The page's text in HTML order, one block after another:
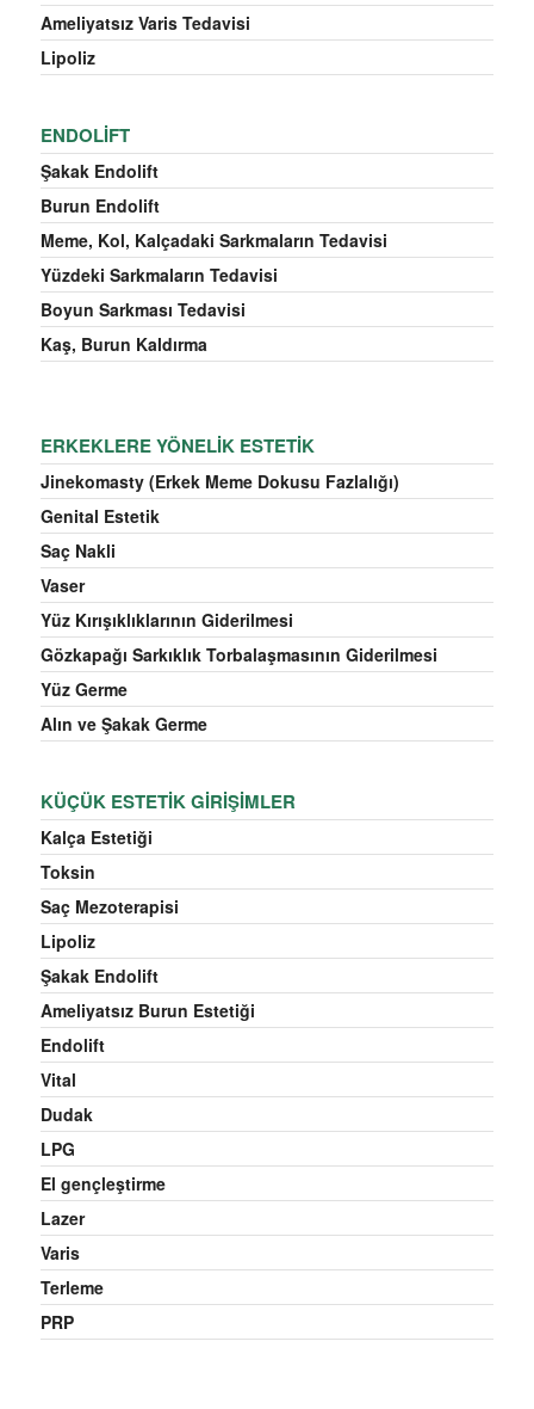
Ameliyatsız Varis Tedavisi
Lipoliz
ENDOLIFT
Şakak Endolift
Burun Endolift
Meme, Kol, Kalçadaki Sarkmaların Tedavisi
Yüzdeki Sarkmaların Tedavisi
Boyun Sarkması Tedavisi
Kaş, Burun Kaldırma
ERKEKLERE YÖNELIK ESTETIK
Jinekomasty (Erkek Meme Dokusu Fazlalığı)
Genital Estetik
Saç Nakli
Vaser
Yüz Kırışıklıklarının Giderilmesi
Gözkapağı Sarkıklık Torbalaşmasının Giderilmesi
Yüz Germe
Alın ve Şakak Germe
KÜÇÜK ESTETIK GIRIŞIMLER
Kalça Estetiği
Toksin
Saç Mezoterapisi
Lipoliz
Şakak Endolift
Ameliyatsız Burun Estetiği
Endolift
Vital
Dudak
LPG
El gençleştirme
Lazer
Varis
Terleme
PRP